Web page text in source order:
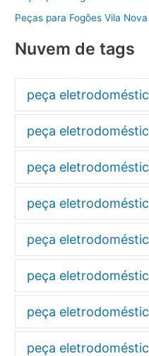
Peças para Fogões Vila
Nuvem de tags
peça
peça
peça
peça
peça
peça
peça
peça